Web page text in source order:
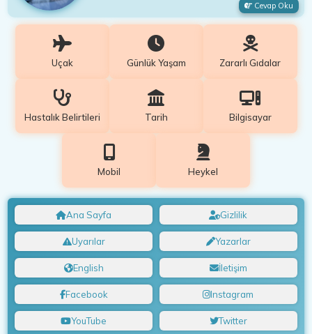
Cevap Oku
Uçak Günlük Yaşam Zararlı Gıdalar
Hastalık Belirtileri Tarih Bilgisayar
Mobil Heykel
Ana Sayfa Gizlilik
Uyarılar Yazarlar
English İletişim
Facebook Instagram
YouTube Twitter